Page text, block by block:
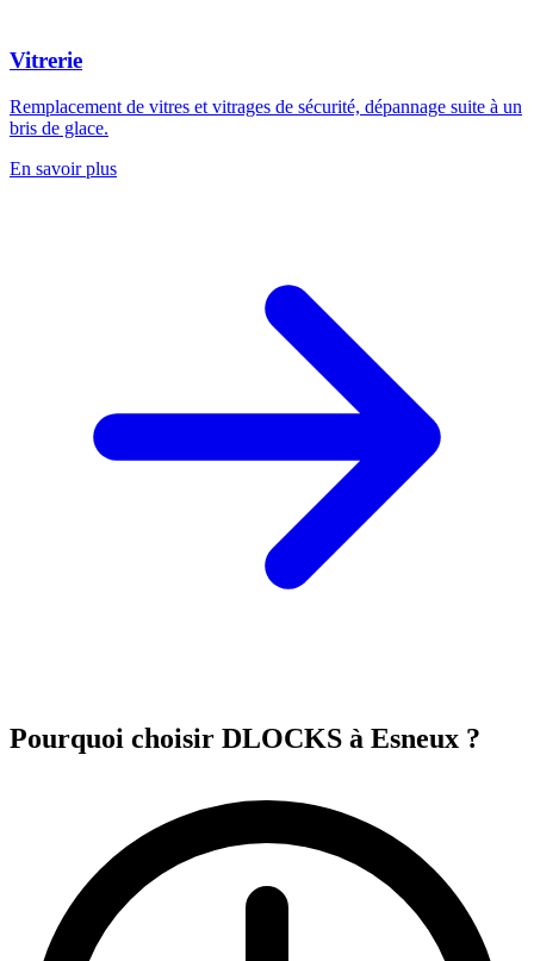
Vitrerie
Remplacement de vitres et vitrages de sécurité, dépannage suite à un
bris de glace.
En savoir plus
Pourquoi choisir DLOCKS à Esneux ?